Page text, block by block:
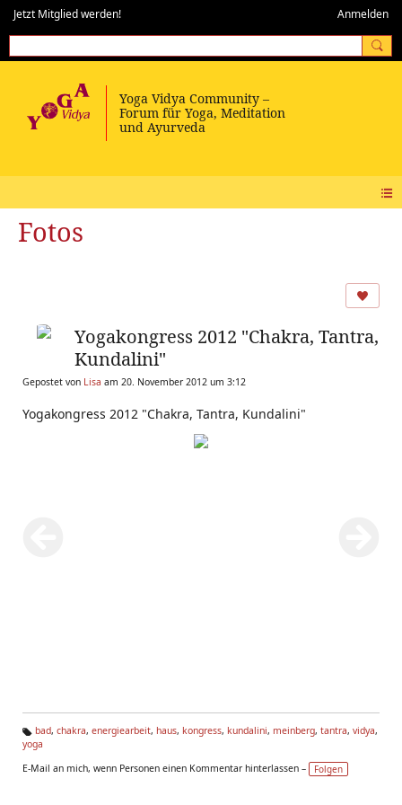
Jetzt Mitglied werden! Anmelden
Fotos
Yogakongress 2012 "Chakra, Tantra,
Kundalini"
Gepostet von Lisa am 20. November 2012 um 3:12
Yogakongress 2012 "Chakra, Tantra, Kundalini"
Ta
s:
bad, chakra, energiearbeit, haus, kongress, kundalini, meinberg, tantra, vidya,
yoga
E-Mail an mich, wenn Personen einen Kommentar hinterlassen –
Folgen